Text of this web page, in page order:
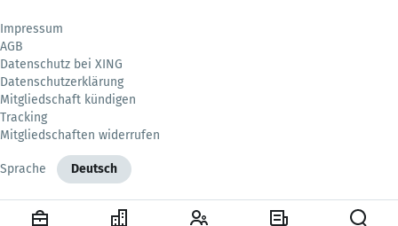
Impressum
AGB
Datenschutz bei XING
Datenschutzerklärung
Mitgliedschaft kündigen
Tracking
Mitgliedschaften widerrufen
Sprache Deutsch